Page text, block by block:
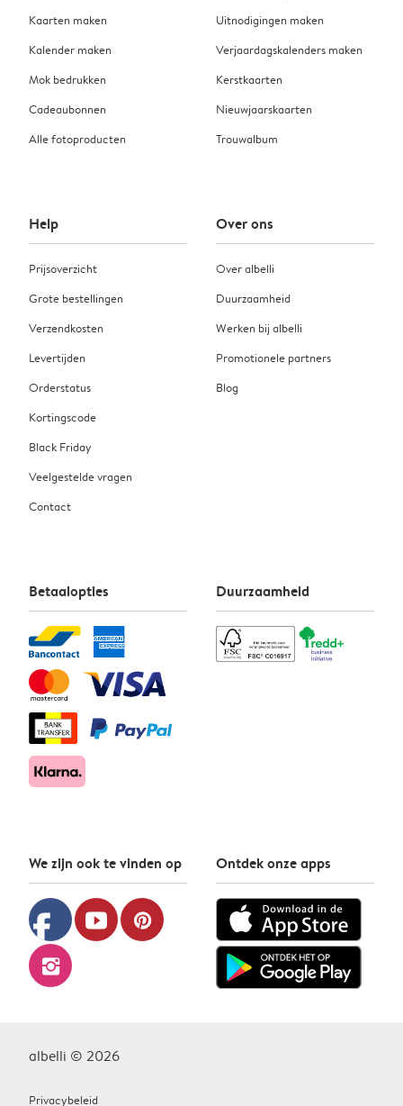
Kaarten maken
Kalender maken
Mok bedrukken
Cadeaubonnen
Alle fotoproducten
Uitnodigingen maken
Verjaardagskalenders maken
Kerstkaarten
Nieuwjaarskaarten
Trouwalbum
Help
Prijsoverzicht
Grote bestellingen
Verzendkosten
Levertijden
Orderstatus
Kortingscode
Black Friday
Veelgestelde vragen
Contact
Over ons
Over albelli
Duurzaamheid
Werken bij albelli
Promotionele partners
Blog
Betaalopties Duurzaamheid
We zijn ook te vinden op
facebook youtube pinterest
instagram
Ontdek onze apps
albelli © 2026
Privacybeleid